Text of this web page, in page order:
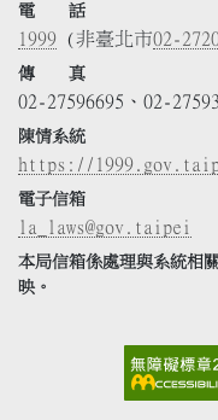
電 話
1999 (非臺北市02-
傳 真
02-27596695、02-
陳情系統
https://
電子信箱
la_laws@gov.taipei
本局信箱係處理與系統相
映。